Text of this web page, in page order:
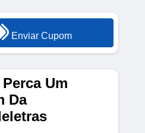
Enviar Cupom
Um
Da